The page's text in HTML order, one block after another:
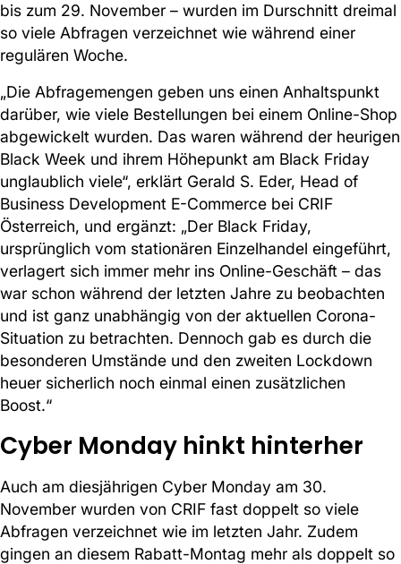
bis zum 29. November – wurden im Durschnitt dreimal
so viele Abfragen verzeichnet wie während einer
regulären Woche.
„Die Abfragemengen geben uns einen Anhaltspunkt
darüber, wie viele Bestellungen bei einem Online-Shop
abgewickelt wurden. Das waren während der heurigen
Black Week und ihrem Höhepunkt am Black Friday
unglaublich viele“, erklärt Gerald S. Eder, Head of
Business Development E-Commerce bei CRIF
Österreich, und ergänzt: „Der Black Friday,
ursprünglich vom stationären Einzelhandel eingeführt,
verlagert sich immer mehr ins Online-Geschäft – das
war schon während der letzten Jahre zu beobachten
und ist ganz unabhängig von der aktuellen Corona-
Situation zu betrachten. Dennoch gab es durch die
besonderen Umstände und den zweiten Lockdown
heuer sicherlich noch einmal einen zusätzlichen
Boost.“
Cyber Monday hinkt hinterher
Auch am diesjährigen Cyber Monday am 30.
November wurden von CRIF fast doppelt so viele
Abfragen verzeichnet wie im letzten Jahr. Zudem
gingen an diesem Rabatt-Montag mehr als doppelt so